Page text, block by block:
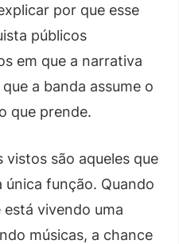
por que esse
públicos
em que a narrativa
a banda assume o
que prende.
vistos são aqueles que
única função. Quando
vivendo uma
músicas, a chance